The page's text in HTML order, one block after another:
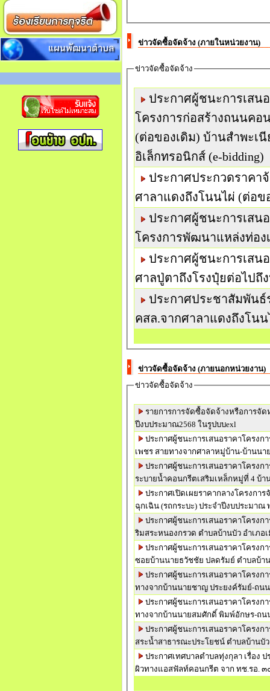
แผนพัฒนาตำบล ข่าวจัดซื้อจัดจ้าง (ภายในหน่วยงาน)
ข่าวจัดซื้อจัดจ้าง
ประกาศผู้ชนะการเสน
โครงการก่อสร้างถนนคอ
(ต่อของเดิม) บ้านสำพะเ
อิเล็กทรอนิกส์ (e-bidding)
ประกาศประกวดราคา
ศาลาแดงถึงโนนไผ่ (ต่อข
ประกาศผู้ชนะการเสน
โครงการพัฒนาแหล่งท่อง
ประกาศผู้ชนะการเสน
ศาลปู่ตาถึงโรงปุ๋ยต่อไปถึ
ประกาศประชาสัมพันธ์
คสล.จากศาลาแดงถึงโน
ข่าวจัดซื้อจัดจ้าง (ภายนอกหน่วยงาน)
ข่าวจัดซื้อจัดจ้าง
รายการการจัดซื้อจัดจ้างหรือการจั
ปีงบประมาณ2568 ในรูปบบexl
ประกาศผู้ชนะการเสนอราคาโครง
เพชร สายทางจากศาลาหมู่บ้าน-บ้านนา
ประกาศผู้ชนะการเสนอราคาโครงก
ระบายน้ำคอนกรีตเสริมเหล็กหมู่ที่ 4 บ้า
ประกาศเปิดเผยราคากลางโครงก
ฉุกเฉิน (รถกระบะ) ประจำปีงบประมาณ
ประกาศผู้ชนะการเสนอราคาโครง
ริมสระหนองกรวด ตำบลบ้านบัว อำเภอ
ประกาศผู้ชนะการเสนอราคาโครง
ซอยบ้านนายธวัชชัย ปลดรัมย์ ตำบลบ้า
ประกาศผู้ชนะการเสนอราคาโครง
ทางจากบ้านนายชาญ ประยงค์รัมย์-ถน
ประกาศผู้ชนะการเสนอราคาโครง
ทางจากบ้านนายสมศักดิ์ พิมพ์อักษร-ถน
ประกาศผู้ชนะการเสนอราคาโครง
สระน้ำสาธารณะประโยชน์ ตำบลบ้านบัว
ประกาศเทศบาลตำบลทุ่งกุลา เรื่อง
ผิวทางแอสฟัลท์คอนกรีต จาก ทช.รอ. ๓